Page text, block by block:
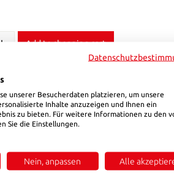
Add to shopping cart
"HSB 185W"
unserer Besucherdaten platzieren, um unsere
Inhalte anzuzeigen und Ihnen ein
zu bieten. Für weitere Informationen zu den
Sie die Einstellungen.
Nein, anpassen Alle